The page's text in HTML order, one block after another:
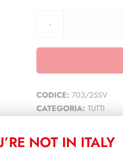
CODICE: 703/25SV
CATEGORIA: TUTTI
NOT IN ITALY